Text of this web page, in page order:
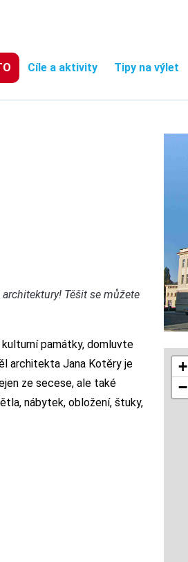
Cíle a aktivity Tipy na výlet
Těšit se můžete
kulturní památky, domluvte
architekta Jana Kotěry je
ze secese, ale také
nábytek, obložení, štuky,
+
−